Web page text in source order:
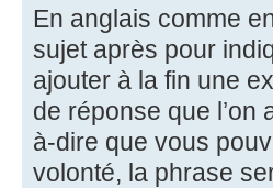
En anglais comme
sujet après pour
ajouter à la fin une
de réponse que l’on
à-dire que vous
volonté, la phrase